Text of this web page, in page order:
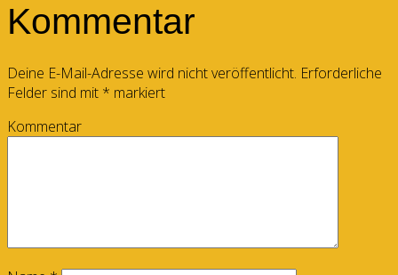
Kommentar
Deine E-Mail-Adresse wird nicht veröffentlicht. Erforderliche
Felder sind mit * markiert
Kommentar